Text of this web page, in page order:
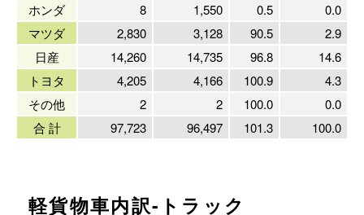
ホンダ
8 1,550 0.5
0.0
マツダ
2,830 3,128 90.5
2.9
日産
14,260 14,735 96.8
14.6
トヨタ
4,205 4,166 100.9
4.3
その他
2 2 100.0
0.0
合 計
97,723 96,497 101.3 100.0
軽貨物車内訳-トラック